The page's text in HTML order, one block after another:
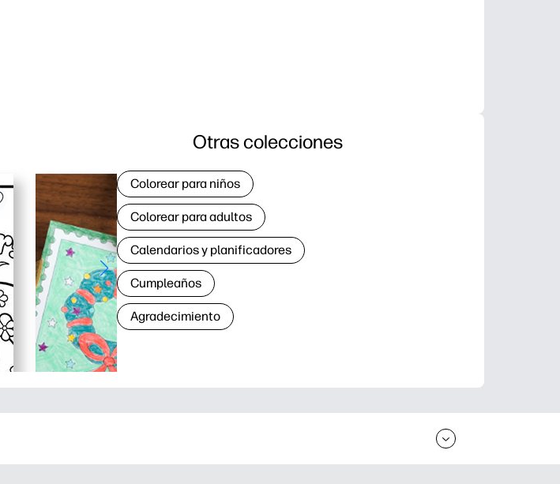
Otras colecciones
Colorear para niños
Colorear para adultos
Calendarios y planificadores
Cumpleaños
Agradecimiento